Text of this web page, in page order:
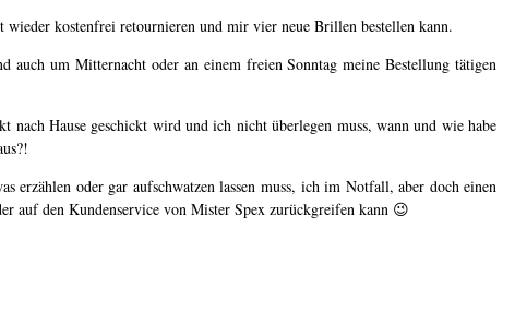
kostenfrei retournieren und mir vier neue Brillen bestellen kann.
auch um Mitternacht oder an einem freien Sonntag meine Bestellung tätigen
Hause geschickt wird und ich nicht überlegen muss, wann und wie habe
erzählen oder gar aufschwatzen lassen muss, ich im Notfall, aber doch einen
auf den Kundenservice von Mister Spex zurückgreifen kann 😉